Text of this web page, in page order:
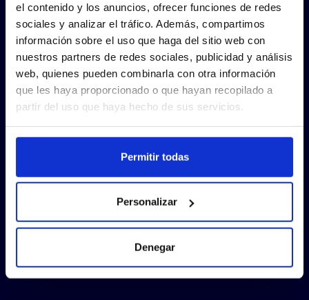
el contenido y los anuncios, ofrecer funciones de redes
sociales y analizar el tráfico. Además, compartimos
información sobre el uso que haga del sitio web con
nuestros partners de redes sociales, publicidad y análisis
web, quienes pueden combinarla con otra información
que les haya proporcionado o que hayan recopilado a
partir del uso que haya hecho de sus servicios.
Permitir todas
Personalizar
Denegar